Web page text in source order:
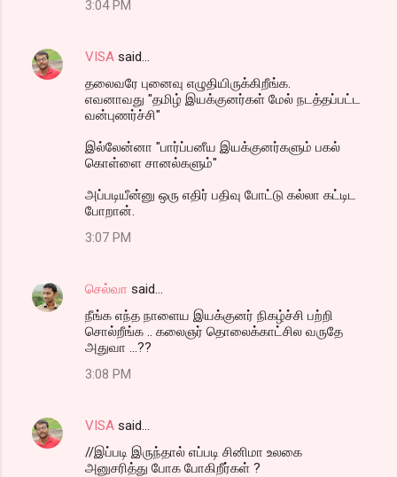
3:04 PM
VISA said…
தலைவரே புனைவு எழுதியிருக்கிறீங்க.
எவனாவது "தமிழ் இயக்குனர்கள் மேல் நடத்தப்பட்ட
வன்புணர்ச்சி"
இல்லேன்னா "பார்ப்பனீய இயக்குனர்களும் பகல்
கொள்ளை சானல்களும்"
அப்படியீன்னு ஒரு எதிர் பதிவு போட்டு கல்லா கட்டிட
போறான்.
3:07 PM
செல்வா said…
நீங்க எந்த நாளைய இயக்குனர் நிகழ்ச்சி பற்றி
சொல்றீங்க .. கலைஞர் தொலைக்காட்சில வருதே
அதுவா ...??
3:08 PM
VISA said…
//இப்படி இருந்தால் எப்படி சினிமா உலகை
அனுசரித்து போக போகிறீர்கள் ?